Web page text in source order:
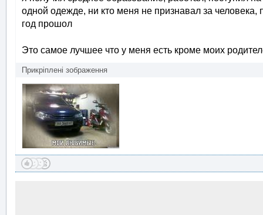
одной одежде, ни кто меня не признавал за
год прошол
Это самое лучшее что у меня есть кроме моих
Прикріплені зображення